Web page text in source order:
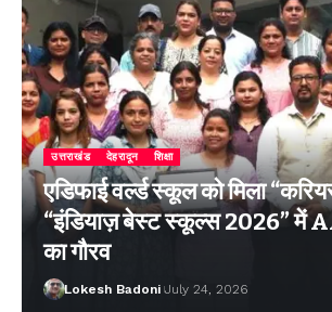
उत्तराखंड देहरादून शिक्षा
एडिफाई वर्ल्ड स्कूल को मिला
“इंडियाज़ बेस्ट स्कूल्स 2026” में
का गौरव
Lokesh Badoni July 24, 2026